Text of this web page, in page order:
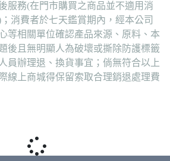
服務(在門市購買之商品並不適用消
消費者於七天鑑賞期內，經本公司
等相關單位確認產品來源、原料、本
後且無明顯人為破壞或撕除防護標籤
員辦理退、換貨事宜；倘無符合以上
線上商城得保留索取合理銷退處理費